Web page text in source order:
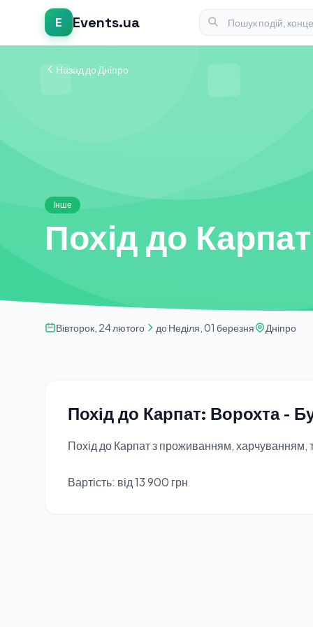
E Events.ua
Назад до Дніпро
Інше
Похід до
Вівторок, 24 лютого до Неділя, 01 березня Дніпро
Похід до Карпат: Ворохта -
Похід до Карпат з проживанням,
Вартість: від 13 900 грн